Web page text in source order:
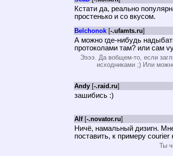
Кстати да, реально
простенько и со вкусом.
Belchonok [-.ufamts.ru]
А можно где-нибудь
протоколами там? или сам
Ээээ. Да вобщем-то, если
исходниками ;) Или
Andy [-.raid.ru]
зашибись :)
Alf[-.novator.ru]
Ничё, намальный дизигн.
поставить, к примеру courier
Ты